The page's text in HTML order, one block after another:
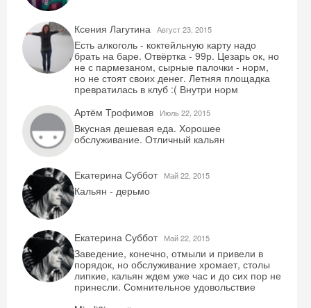
Ксения Лагутина Август 23, 2015
Есть алкоголь - коктейльную карту надо
брать на баре. Отвёртка - 99р. Цезарь ок, но
не с пармезаном, сырные палочки - норм,
но не стоят своих денег. Летняя площадка
превратилась в клуб :( Внутри норм
Артём Трофимов
Июль 22, 2015
Вкусная дешевая еда. Хорошее
обслуживание. Отличный кальян
Екатерина Суббот Май 22, 2015
Кальян - дерьмо
Екатерина Суббот Май 22, 2015
Заведение, конечно, отмыли и привели в
порядок, но обслуживание хромает, столы
липкие, кальян ждем уже час и до сих пор не
принесли. Сомнительное удовольствие
Скидка −5%
Хочешь дешевле? Оставь почту и получи
промокод на первое бронирование!
Получить промокод